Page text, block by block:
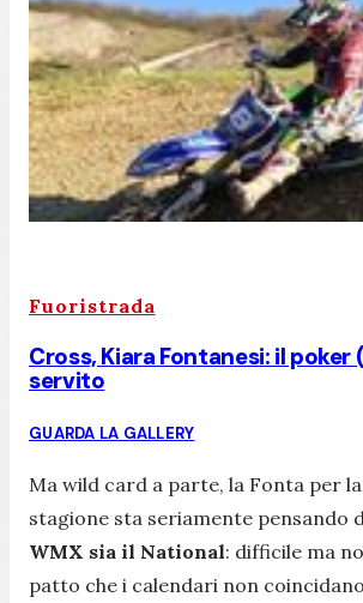
Fuoristrada
Cross, Kiara Fontanesi: il poker
servito
GUARDA LA GALLERY
Ma wild card a parte, la Fonta per
stagione sta seriamente pensando
WMX sia il National: difficile ma
patto che i calendari non